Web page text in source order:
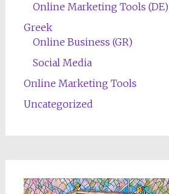
Online Marketing Tools (DE)
Greek
Online Business (GR)
Social Media
Online Marketing Tools
Uncategorized